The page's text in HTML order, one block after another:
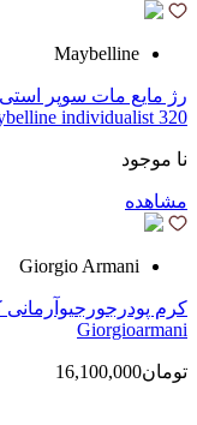
Maybelline
individualist 320
نا موجود
مشاهده
Giorgio Armani
Giorgioarmani
تومان16,100,000